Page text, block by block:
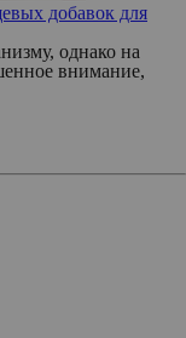
добавок для
однако на
внимание,